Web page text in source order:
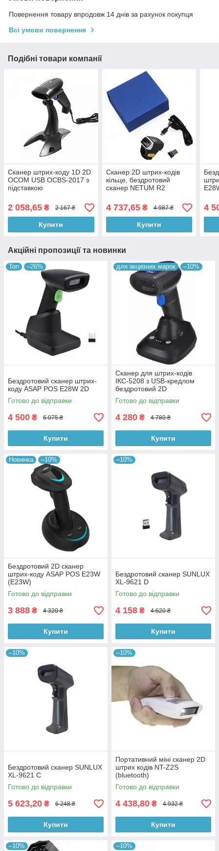
Повернення товару впродовж 14 днів за рахунок покупця
Всі умови повернення
Подібні товари компанії
Сканер штрих-коду 1D 2D
OCOM USB OCBS-2017 з
підставкою
2 058,65 ₴ 2 167 ₴
Купити
Сканер 2D штрих-кодів
кільце, бездротовий
сканер NETUM R2
4 737,65₴ 4 987 ₴
Купити
4
Акційні пропозиції та новинки
Топ –26%
Бездротовий сканер штрих-
коду ASAP POS E28W 2D
Готово до відправки
4 500 ₴ 6 075 ₴
Купити
для акцизних марок –10%
Сканер для штрих-кодів
ІКС-5208 з USB-кредлом
бездротовий 2D
Готово до відправки
4 280 ₴ 4 780 ₴
Купити
Новинка –10%
Бездротовий 2D сканер
штрих-коду ASAP POS E23W
(E23W)
Готово до відправки
3 888 ₴ 4 320 ₴
Купити
–10%
Бездротовий сканер SUNLUX
XL-9621 D
Готово до відправки
4 158 ₴ 4 620 ₴
Купити
–10%
Бездротовий сканер SUNLUX
XL-9621 C
Готово до відправки
5 623,20 ₴ 6 248 ₴
Купити
–10%
Портативний міні сканер 2D
штрих кодів NT-Z2S
(bluetooth)
Готово до відправки
4 438,80 ₴ 4 932 ₴
Купити
–10% –10%